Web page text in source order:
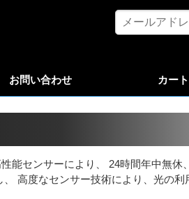
お問い合わせ カー
能センサーにより、 24時間年中無休
高度なセンサー技術により、光の